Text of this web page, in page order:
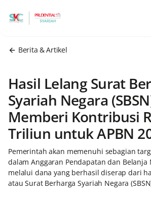
Berita & Artikel
Hasil Lelang Surat
Syariah Negara
Memberi Kontribusi
Triliun untuk APBN
Pemerintah akan memenuhi sebagian
dalam Anggaran Pendapatan dan Belanja
melalui dana yang berhasil diserap dari
atau Surat Berharga Syariah Negara